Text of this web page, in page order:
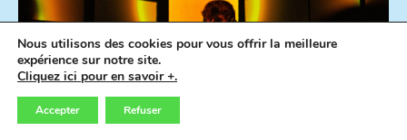
CONCERTS FLASHBACK
Nous utilisons des cookies pour vous offrir la meilleure
expérience sur notre site.
Cliquez ici pour en savoir +.
Accepter Refuser